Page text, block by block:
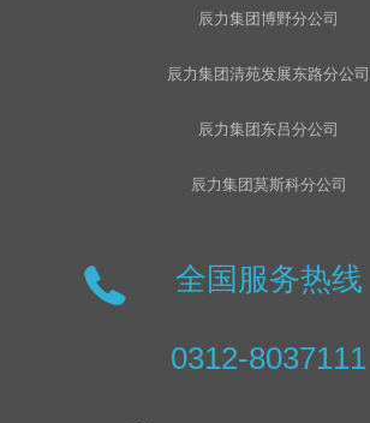
辰力集团博野分公司
辰力集团清苑发展东路分公司
辰力集团东吕分公司
辰力集团莫斯科分公司
全国服务热线
0312-8037111